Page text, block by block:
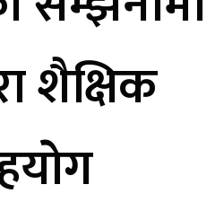
शैक्षिक